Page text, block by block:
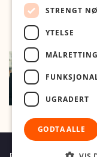
Copyright
STRENGT
YTELSE
MÅLRETTING
UGRADERT
GODTA ALLE